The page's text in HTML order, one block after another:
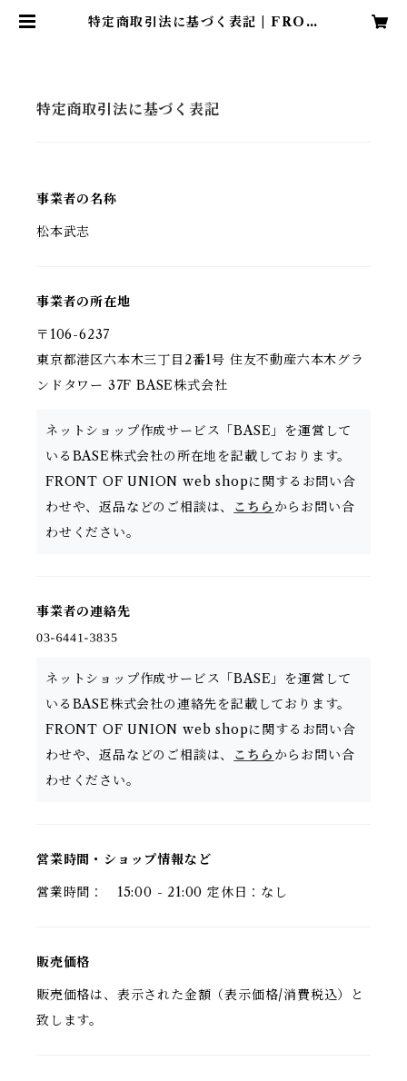
特定商取引法に基づく表記 | FRON
特定商取引法に基づく表記
事業者の名称
松本武志
事業者の所在地
〒106-6237
東京都港区六本木三丁目2番1号 住友不動産六本木グラ
ンドタワー 37F BASE株式会社
ネットショップ作成サービス「BASE」を運営して
いるBASE株式会社の所在地を記載しております。
FRONT OF UNION web shopに関するお問い合
わせや、返品などのご相談は、 こちら からお問い合
わせください。
事業者の連絡先
ネットショップ作成サービス「BASE」を運営して
いるBASE株式会社の連絡先を記載しております。
FRONT OF UNION web shopに関するお問い合
わせや、返品などのご相談は、 こちら からお問い合
わせください。
営業時間・ショップ情報など
営業時間： 15:00 - 21:00 定休日：なし
販売価格
販売価格は、表示された金額（表示価格/消費税込）と
致します。